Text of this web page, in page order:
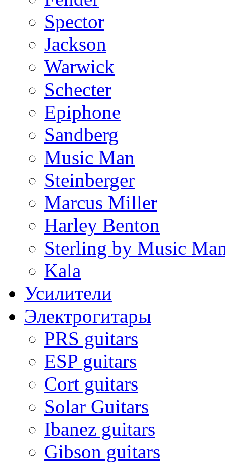
Spector
Jackson
Warwick
Schecter
Epiphone
Sandberg
Music Man
Steinberger
Marcus Miller
Harley Benton
Sterling by Music
Kala
Усилители
Электрогитары
PRS guitars
ESP guitars
Cort guitars
Solar Guitars
Ibanez guitars
Gibson guitars